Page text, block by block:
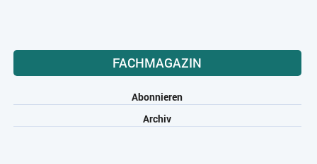
FACHMAGAZIN
Abonnieren
Archiv